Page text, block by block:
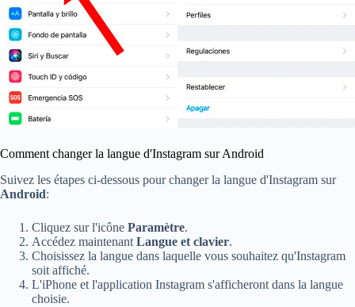
Comment changer la langue d'Instagram sur Android
Suivez les étapes ci-dessous pour changer la langue d'Instagram sur
Android:
Cliquez sur l'icône Paramètre.
Accédez maintenant Langue et clavier.
Choisissez la langue dans laquelle vous souhaitez qu'Instagram
soit affiché.
L'iPhone et l'application Instagram s'afficheront dans la langue
choisie.